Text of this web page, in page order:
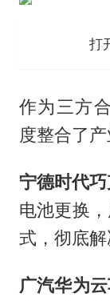
打
作为三方
度整合了
宁德时代
电池更换
式，彻底解
广汽华为